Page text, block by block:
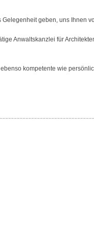
Gelegenheit geben, uns Ihnen
Anwaltskanzlei für
kompetente wie